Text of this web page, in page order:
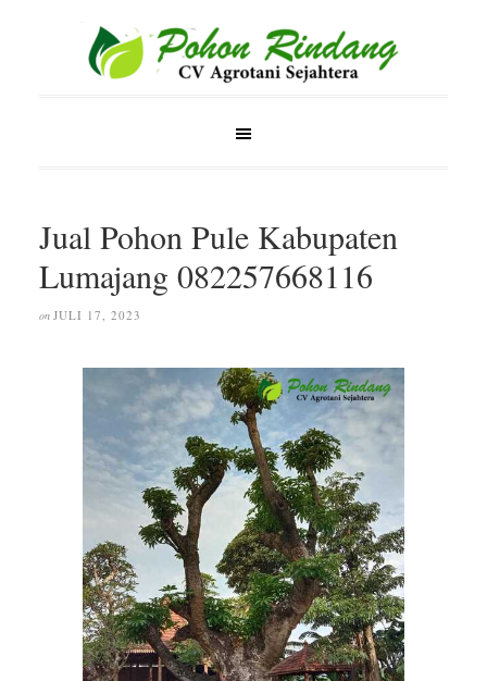
Jual Pohon Pule Kabupaten
Lumajang 082257668116
on JULI 17, 2023